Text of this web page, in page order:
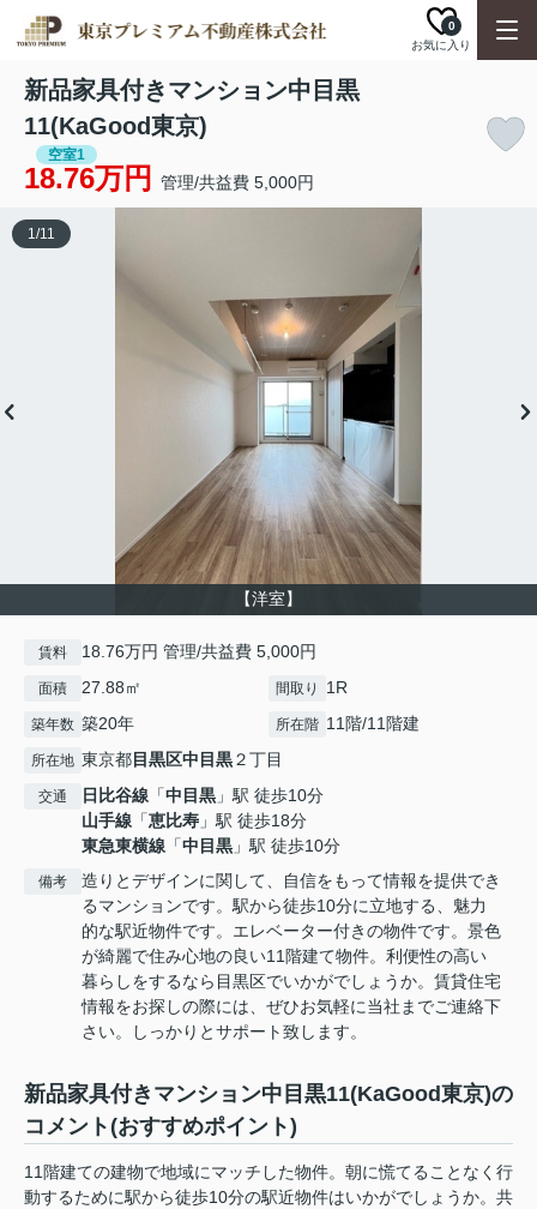
お気に入り
0
新品家具付きマンション中目黒
11(KaGood東京)
空室1
18.76万円 管理/共益費 5,000円
【洋室】
1/11
賃料 18.76万円 管理/共益費 5,000円
面積 27.88㎡ 間取り 1R
築年数 築20年 所在階 11階/11階建
所在地 東京都目黒区中目黒２丁目
交通 日比谷線 「中目黒 」駅 徒歩10分
山手線 「恵比寿 」駅 徒歩18分
東急東横線 「中目黒 」駅 徒歩10分
備考
造りとデザインに関して、自信をもって情報を提供でき
るマンションです。駅から徒歩10分に立地する、魅力
的な駅近物件です。エレベーター付きの物件です。景色
が綺麗で住み心地の良い11階建て物件。利便性の高い
暮らしをするなら目黒区でいかがでしょうか。賃貸住宅
情報をお探しの際には、ぜひお気軽に当社までご連絡下
さい。しっかりとサポート致します。
新品家具付きマンション中目黒11(KaGood東京)の
コメント(おすすめポイント)
11階建ての建物で地域にマッチした物件。朝に慌てることなく行
動するために駅から徒歩10分の駅近物件はいかがでしょうか。共